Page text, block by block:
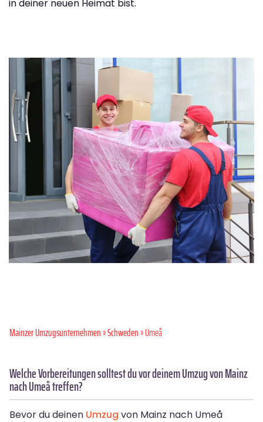
in deiner neuen Heimat bist.
Mainzer Umzugsunternehmen»Schweden» Umeå
Welche Vorbereitungen solltest du vor deinem Umzug von Mainz
nach Umeå treffen?
Bevor du deinen Umzug von Mainz nach Umeå